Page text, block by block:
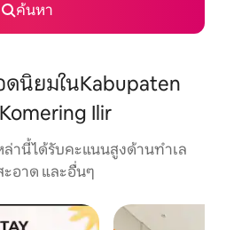
ค้นหา
นิยมในKabupaten
Ilir
านี้ได้รับคะแนนสูงด้านทำเล
อาด และอื่นๆ